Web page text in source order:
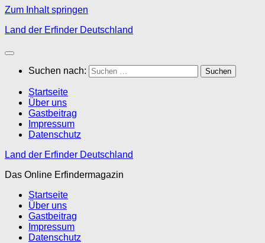
Zum Inhalt springen
Land der Erfinder Deutschland
Suchen nach:
Startseite
Über uns
Gastbeitrag
Impressum
Datenschutz
Land der Erfinder Deutschland
Das Online Erfindermagazin
Startseite
Über uns
Gastbeitrag
Impressum
Datenschutz